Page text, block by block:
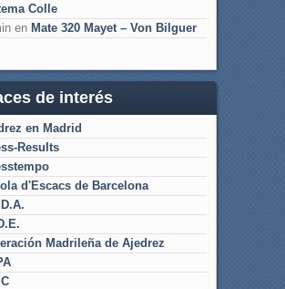
Colle
en Mate 320 Mayet – Von Bilguer
de interés
en Madrid
Results
d'Escacs de Barcelona
Madrileña de Ajedrez